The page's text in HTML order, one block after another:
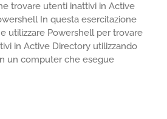
trovare utenti inattivi in Active
In questa esercitazione
utilizzare Powershell per trovare
in Active Directory utilizzando
un computer che esegue